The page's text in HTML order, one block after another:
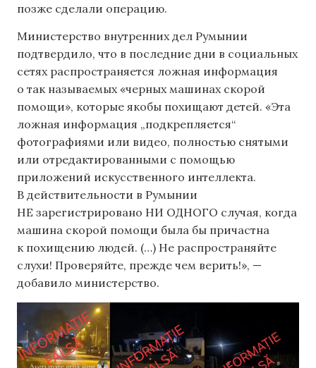
позже сделали операцию.
Министерство внутренних дел Румынии
подтвердило, что в последние дни в социальных
сетях распространяется ложная информация
о так называемых «черных машинах скорой
помощи», которые якобы похищают детей. «Эта
ложная информация „подкрепляется“
фотографиями или видео, полностью снятыми
или отредактированными с помощью
приложений искусственного интеллекта.
В действительности в Румынии
НЕ зарегистрировано НИ ОДНОГО случая, когда
машина скорой помощи была бы причастна
к похищению людей. (…) Не распространяйте
слухи! Проверяйте, прежде чем верить!», —
добавило министерство.